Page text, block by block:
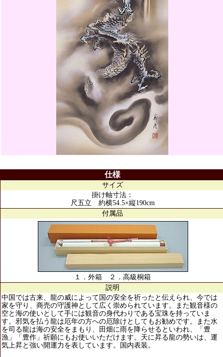
仕様
サイズ
掛け軸寸法：
尺五立 約横54.5×縦190cm
付属品
１．外箱 ２．高級桐箱
説明
中国では古来、龍の威によって国の安全を祈ったと伝えられ、今では
家を守り、商売の守護神として広く崇められています。また観音様の
空と海の使いとして手には観音の身代わりである宝珠を持っていま
す。邪気を払う龍は厄年の方への厄除けとしてもお勧めです。また水
を司る龍は海の安全をまもり、田畑に雨を降らせるといわれ、「豊
漁」「豊作」祈願にもお使いいただけます。天に昇る龍の勢いは、運
気上昇と強い開運力を表しています。国内表装。